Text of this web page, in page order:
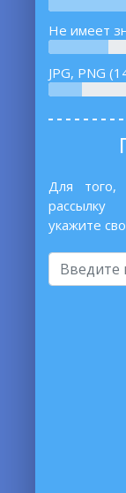
Не имеет
JPG, PNG
Для того,
укажите